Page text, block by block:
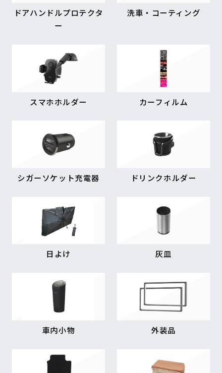
ドアハンドルプロテクタ
ー
洗車・コーティング
スマホホルダー カーフィルム
シガーソケット充電器 ドリンクホルダー
日よけ 灰皿
車内小物 外装品